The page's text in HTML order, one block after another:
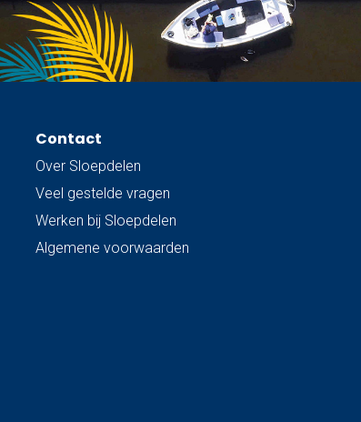
Contact
Over Sloepdelen
Veel gestelde vragen
Werken bij Sloepdelen
Algemene voorwaarden